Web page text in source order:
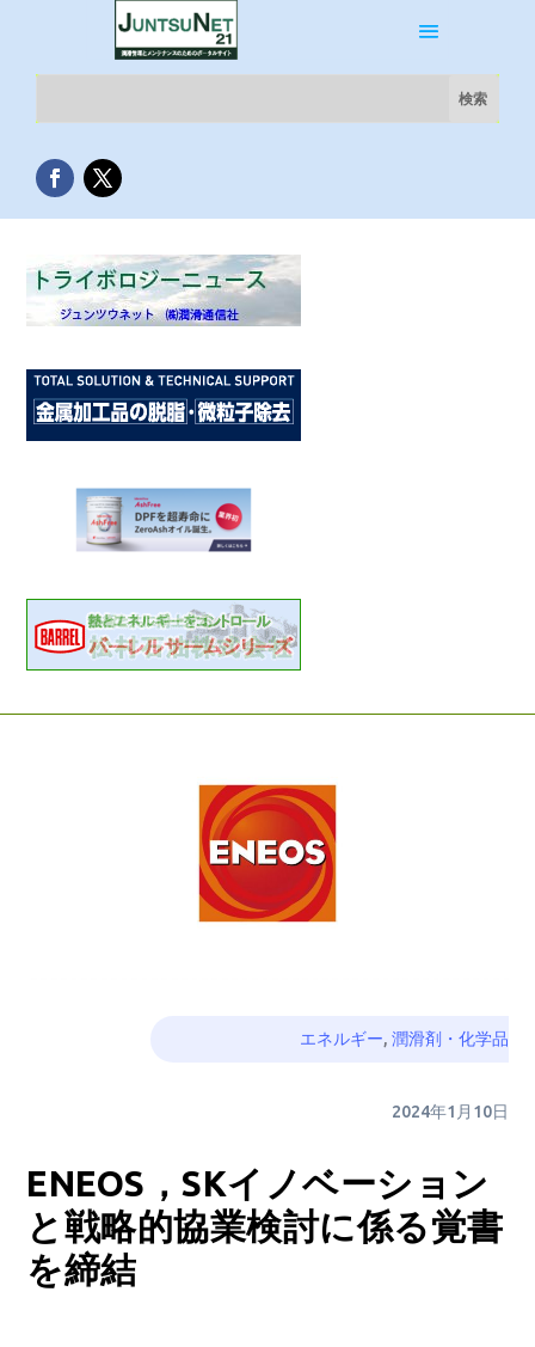
エネルギー, 潤滑剤・化学品
2024年1月10日
ENEOS，SKイノベーション
と戦略的協業検討に係る覚書
を締結